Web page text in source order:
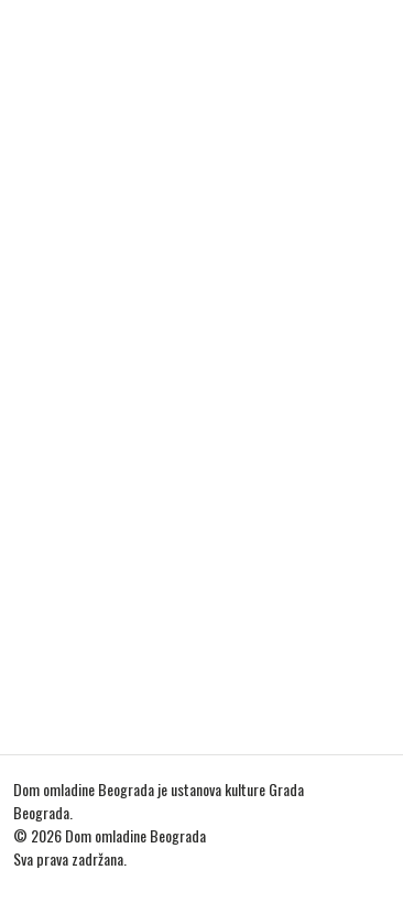
Dom omladine Beograda je ustanova kulture Grada
Beograda.
© 2026 Dom omladine Beograda
Sva prava zadržana.